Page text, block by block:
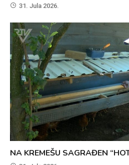
31. Jula 2026.
NA KREMEŠU SAGRAĐEN